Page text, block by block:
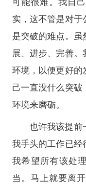
可能很难。我自
实，这不管是对于
是突破的难点。虽
展、进步、完善
环境，以便更好的
己一直没什么突破
环境来磨砺。
也许我该提前
我手头的工作已经
我希望所有该处
当。马上就要离